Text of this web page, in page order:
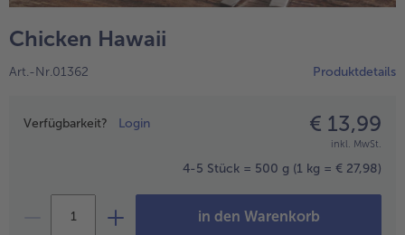
alle Obst
alle Süße Vielfalt
Confiserie & Feinkost
alle Küchenhelfer
Chicken Hawaii
Art.-Nr.01362 Produktdetails
Preisangabe
Verfügbarkeit? Login € 13,99
inkl. MwSt.
4-5 Stück = 500 g (1 kg = € 27,98)
in den Warenkorb